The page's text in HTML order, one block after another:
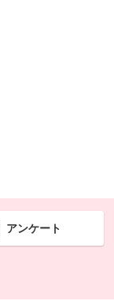
アンケート